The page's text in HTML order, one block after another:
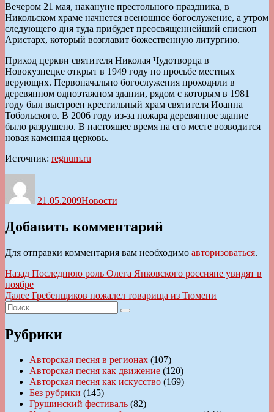
Вечером 21 мая, накануне престольного праздника, в
Никольском храме начнется всенощное богослужение, а утром
следующего дня туда прибудет преосвященнейший епископ
Аристарх, который возглавит божественную литургию.
Приход церкви святителя Николая Чудотворца в
Новокузнецке открыт в 1949 году по просьбе местных
верующих. Первоначально богослужения проходили в
деревянном одноэтажном здании, рядом с которым в 1981
году был выстроен крестильный храм святителя Иоанна
Тобольского. В 2006 году из-за пожара деревянное здание
было разрушено. В настоящее время на его месте возводится
новая каменная церковь.
Источник: regnum.ru
21.05.2009Новости
Добавить комментарий
Для отправки комментария вам необходимо авторизоваться.
Навигация
по
записям
Назад Предыдущая
запись:
Последнюю роль Олега Янковского россияне увидят в
ноябре
Далее Следующая
Гребенщиков пожалел товарища из Тюмени
Искать:
Поиск
Рубрики
Авторская песня в регионах (107)
Авторская песня как движение (120)
Авторская песня как искусство (169)
Без рубрики (145)
Грушинский фестиваль (82)